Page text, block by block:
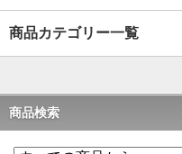
商品カテゴリー一覧
商品検索